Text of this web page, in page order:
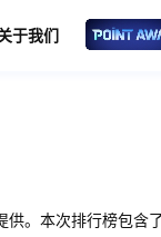
于我们
。本次排行榜包